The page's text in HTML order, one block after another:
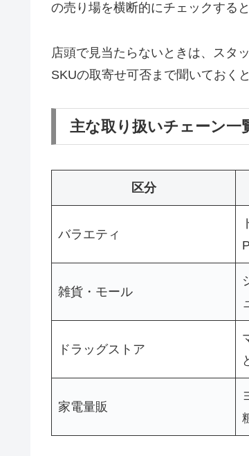
の売り場を横断的にチェックする
店頭で見当たらないときは、スタ
SKUの取寄せ可否まで聞いておく
主な取り扱いチェーン一
区分
バラエティ
雑貨・モール
ドラッグストア
家電量販